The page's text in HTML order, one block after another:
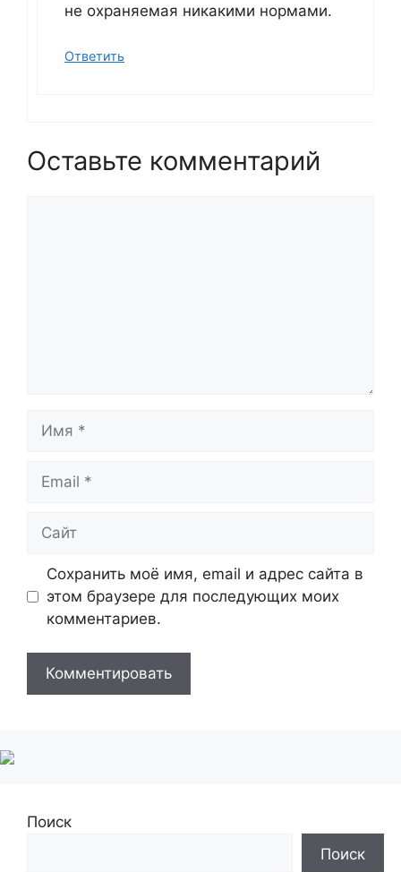
не охраняемая никакими нормами.
Ответить
Оставьте комментарий
Сохранить моё имя, email и адрес сайта в
этом браузере для последующих моих
комментариев.
Поиск
Поиск